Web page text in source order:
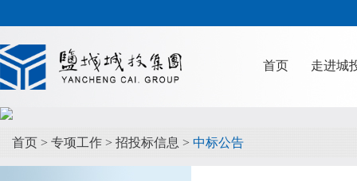
首页 走进城
首页 > 专项工作 > 招投标信息 > 中标公告